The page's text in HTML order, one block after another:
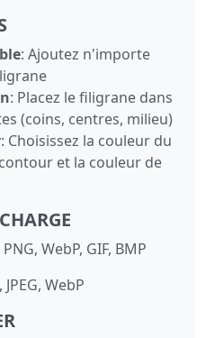
: Ajoutez n'importe
: Placez le filigrane dans
(coins, centres, milieu)
: Choisissez la couleur du
et la couleur de
PNG, WebP, GIF, BMP
JPEG, WebP